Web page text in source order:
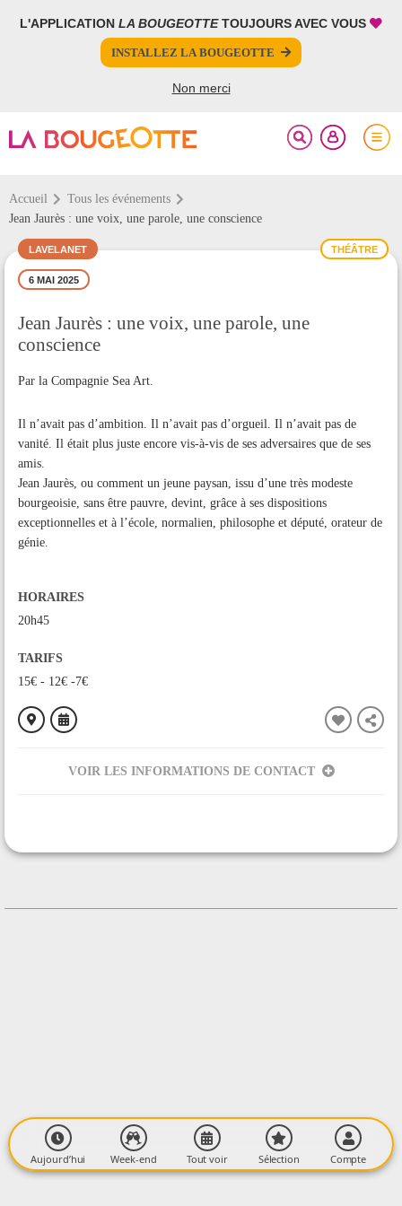
L'APPLICATION LA BOUGEOTTETOUJOURS AVEC VOUS
INSTALLEZ LA BOUGEOTTE
Non merci
Accueil
Tous les événements
Jean Jaurès : une voix, une parole, une conscience
THÉÂTRE
LAVELANET
6 MAI 2025
Jean Jaurès : une voix, une parole, une
conscience
Par la Compagnie Sea Art.
Il n’avait pas d’ambition. Il n’avait pas d’orgueil. Il n’avait pas de
vanité. Il était plus juste encore vis-à-vis de ses adversaires que de ses
amis.
Jean Jaurès, ou comment un jeune paysan, issu d’une très modeste
bourgeoisie, sans être pauvre, devint, grâce à ses dispositions
exceptionnelles et à l’école, normalien, philosophe et député, orateur de
génie.
HORAIRES
20h45
TARIFS
15€ - 12€ -7€
VOIR LES INFORMATIONS DE CONTACT
CONTACT
Contacter l'organisateur
FERMER
PARTAGER
Aujourd’hui Week-end Tout voir Sélection Compte
FERMER
Votre inscription à la newsletter a été effectuée.